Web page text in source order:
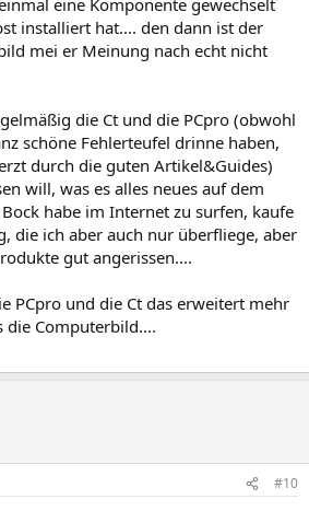
installiert hat.... den dann ist der
mei er Meinung nach echt nicht
die Ct und die PCpro (obwohl
schöne Fehlerteufel drinne haben,
durch die guten Artikel&Guides)
will, was es alles neues auf dem
habe im Internet zu surfen, kaufe
die ich aber auch nur überfliege, aber
gut angerissen....
PCpro und die Ct das erweitert mehr
die Computerbild....
#10